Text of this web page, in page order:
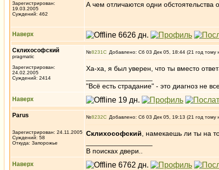
Зарегистрирован:
19.03.2005
Суждений: 462
А чем отличаются одни обстоятельства
Наверх
Склихософский
pragmatic
Зарегистрирован:
24.02.2005
Суждений: 2414
№8231 Добавлено: Сб 03 Дек 05, 18:44 (21 год тому
Ха-ха, я был уверен, что ты вместо
"Всё есть страдание" - это диагноз не
Наверх
Parus
Зарегистрирован: 24.11.2005
Суждений: 58
Откуда: Запорожье
№8232 Добавлено: Сб 03 Дек 05, 19:13 (21 год тому
Склихософский , намекаешь ли ты на
В поисках двери..
Наверх